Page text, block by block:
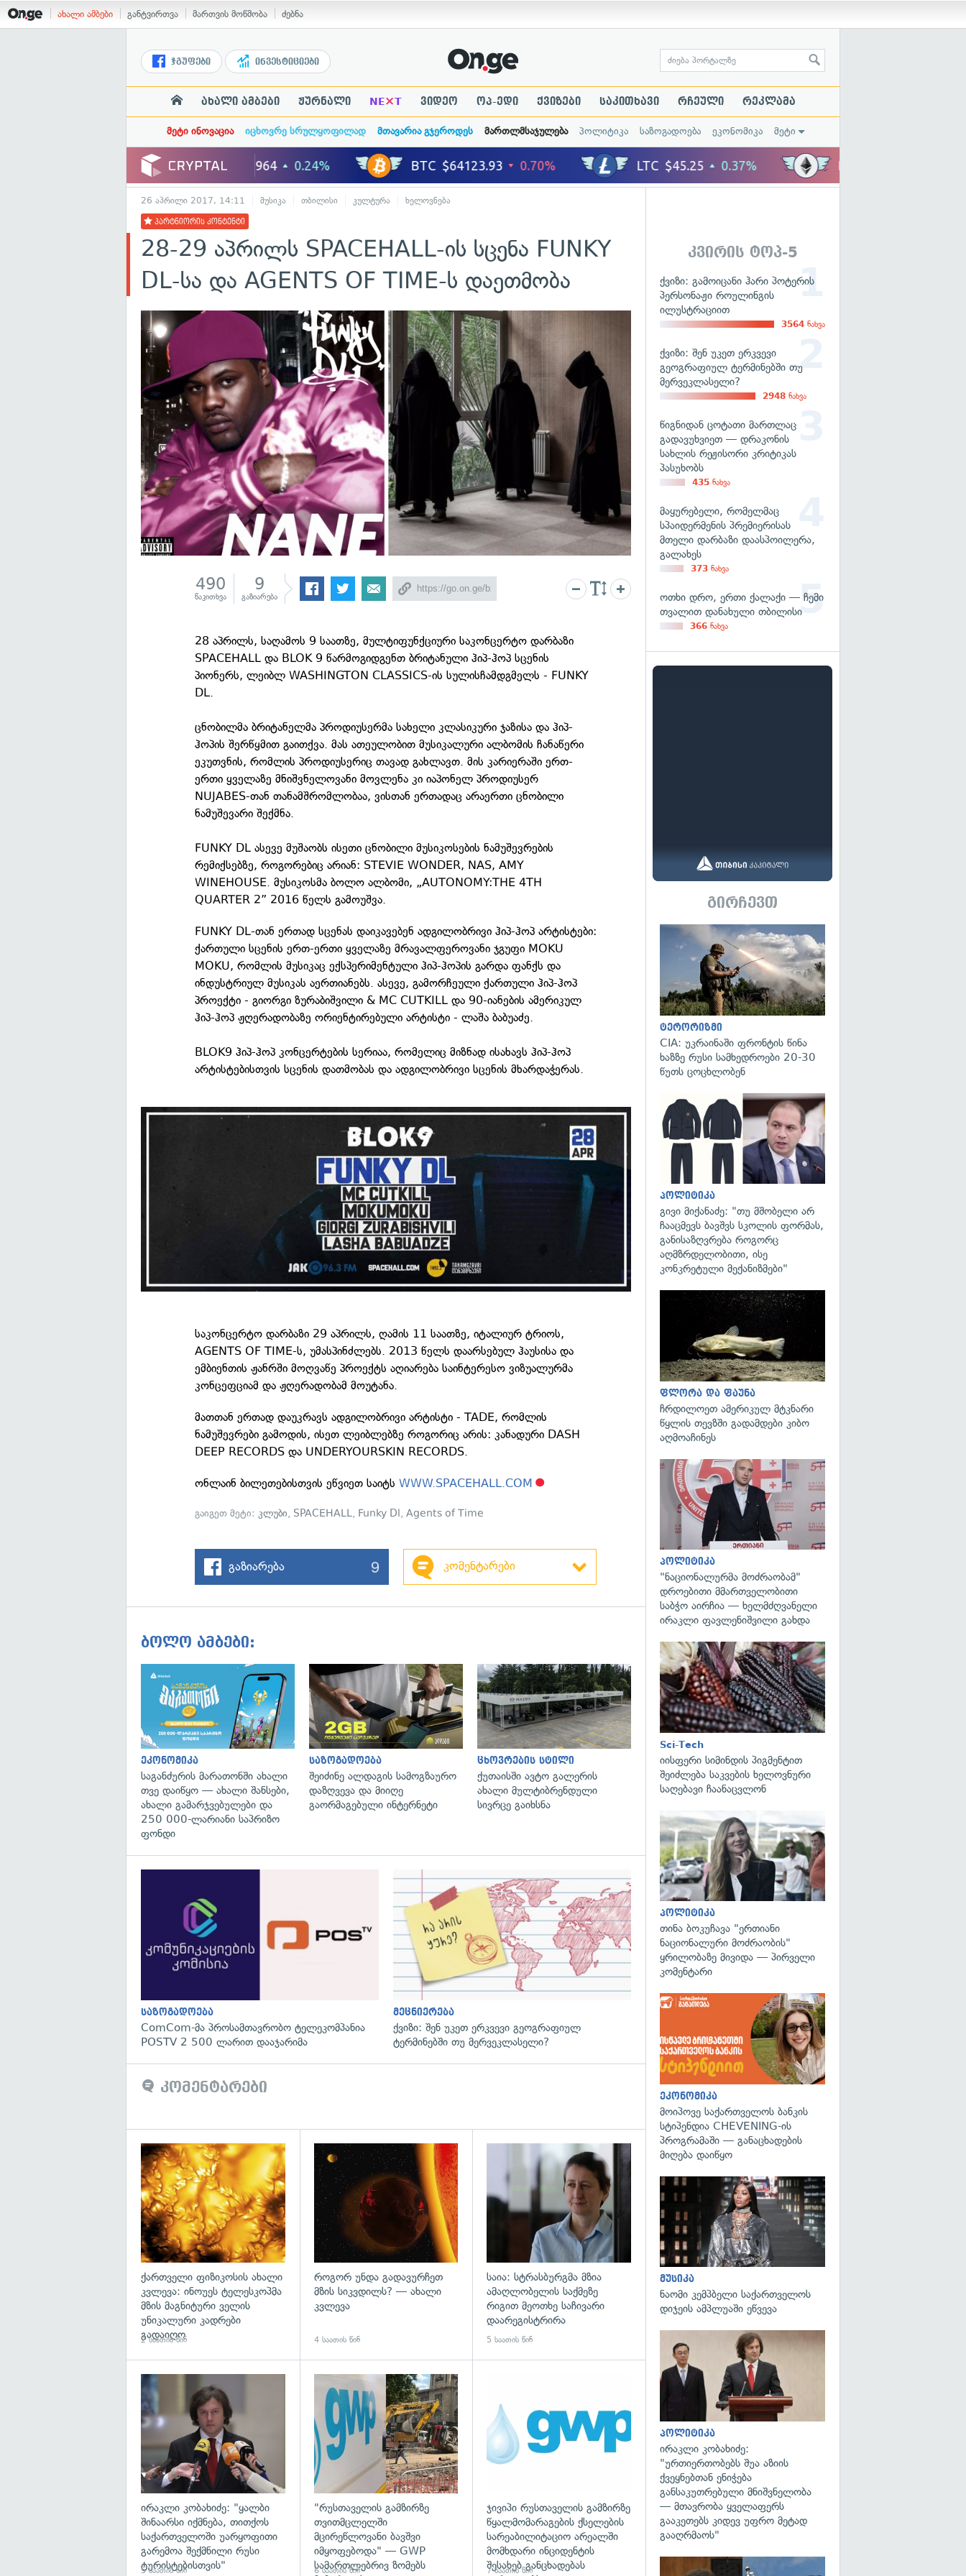
ახალი ამბები განტვირთვა მართვის მოწმობა ძებნა
ჯგუფები ინვესტიციები
ახალი ამბები ჟურნალი NE×T ვიდეო ოპ-ედი ქვიზები საკითხავი რჩეული რეკლამა
მეტი ინოვაცია იცხოვრე სრულყოფილად მთავარია გჯეროდეს მართლმსაჯულება პოლიტიკა საზოგადოება ეკონომიკა მეტი
26 აპრილი 2017, 14:11 მუსიკა თბილისი კულტურა ხელოვნება
პარტნიორის კონტენტი
28-29 აპრილს SPACEHALL-ის სცენა FUNKY
DL-სა და AGENTS OF TIME-ს დაეთმობა
490
წაკითხვა
9
გაზიარება
28 აპრილს, საღამოს 9 საათზე, მულტიფუნქციური საკონცერტო დარბაზი
SPACEHALL და BLOK 9 წარმოგიდგენთ ბრიტანული ჰიპ-ჰოპ სცენის
პიონერს, ლეიბლ WASHINGTON CLASSICS-ის სულისჩამდგმელს - FUNKY
DL.
ცნობილმა ბრიტანელმა პროდიუსერმა სახელი კლასიკური ჯაზისა და ჰიპ-
ჰოპის შერწყმით გაითქვა. მას ათეულობით მუსიკალური ალბომის ჩანაწერი
ეკუთვნის, რომლის პროდიუსერიც თავად გახლავთ. მის კარიერაში ერთ-
ერთი ყველაზე მნიშვნელოვანი მოვლენა კი იაპონელ პროდიუსერ
NUJABES-თან თანამშრომლობაა, ვისთან ერთადაც არაერთი ცნობილი
ნამუშევარი შექმნა.
FUNKY DL ასევე მუშაობს ისეთი ცნობილი მუსიკოსების ნამუშევრების
რემიქსებზე, როგორებიც არიან: STEVIE WONDER, NAS, AMY
WINEHOUSE. მუსიკოსმა ბოლო ალბომი, „AUTONOMY:THE 4TH
QUARTER 2” 2016 წელს გამოუშვა.
FUNKY DL-თან ერთად სცენას დაიკავებენ ადგილობრივი ჰიპ-ჰოპ არტისტები:
ქართული სცენის ერთ-ერთი ყველაზე მრავალფეროვანი ჯგუფი MOKU
MOKU, რომლის მუსიკაც ექსპერიმენტული ჰიპ-ჰოპის გარდა ფანქს და
ინდუსტრიულ მუსიკას აერთიანებს. ასევე, გამორჩეული ქართული ჰიპ-ჰოპ
პროექტი - გიორგი ზურაბიშვილი & MC CUTKILL და 90-იანების ამერიკულ
ჰიპ-ჰოპ ჟღერადობაზე ორიენტირებული არტისტი - ლაშა ბაბუაძე.
BLOK9 ჰიპ-ჰოპ კონცერტების სერიაა, რომელიც მიზნად ისახავს ჰიპ-ჰოპ
არტისტებისთვის სცენის დათმობას და ადგილობრივი სცენის მხარდაჭერას.
საკონცერტო დარბაზი 29 აპრილს, ღამის 11 საათზე, იტალიურ ტრიოს,
AGENTS OF TIME-ს, უმასპინძლებს. 2013 წელს დაარსებულ ჰაუსისა და
ემბიენთის ჟანრში მოღვაწე პროექტს აღიარება საინტერესო ვიზუალურმა
კონცეფციამ და ჟღერადობამ მოუტანა.
მათთან ერთად დაუკრავს ადგილობრივი არტისტი - TADE, რომლის
ნამუშევრები გამოდის, ისეთ ლეიბლებზე როგორიც არის: კანადური DASH
DEEP RECORDS და UNDERYOURSKIN RECORDS.
ონლაინ ბილეთებისთვის ეწვიეთ საიტსWWW.SPACEHALL.COM
გაიგეთ მეტი:კლუბი, SPACEHALL, Funky Dl,Agents of Time
გაზიარება 9 კომენტარები
ბოლო ამბები:
ეკონომიკა
საგანძურის მარათონში ახალი
თვე დაიწყო — ახალი შანსები,
ახალი გამარჯვებულები და
250 000-ლარიანი საპრიზო
ფონდი
საზოგადოება
შეიძინე ალდაგის სამოგზაურო
დაზღვევა და მიიღე
გაორმაგებული ინტერნეტი
ცხოვრების სტილი
ქუთაისში ავტო გალერის
ახალი მულტიბრენდული
სივრცე გაიხსნა
საზოგადოება
ComCom-მა პროსამთავრობო ტელეკომპანია
POSTV 2 500 ლარით დააჯარიმა
მეცნიერება
ქვიზი: შენ უკეთ ერკვევი გეოგრაფიულ
ტერმინებში თუ მერვეკლასელი?
კომენტარები
გადახედვა
ქართველი ფიზიკოსის ახალი
კვლევა: ინოუეს ტელესკოპმა
მზის მაგნიტური ველის
უნიკალური კადრები
გადაიღო
2 საათის წინ
როგორ უნდა გადავურჩეთ
მზის სიკვდილს? — ახალი
კვლევა
4 საათის წინ
გადახედვა
საია: სტრასბურგმა მზია
ამაღლობელის საქმეზე
რიგით მეოთხე საჩივარი
დაარეგისტრირა
5 საათის წინ
გადახედვა
ირაკლი კობახიძე: "ყალბი
შინაარსი იქმნება, თითქოს
საქართველოში უარყოფითი
გარემოა შექმნილი რუსი
ტურისტებისთვის"
5 საათის წინ
"რუსთაველის გამზირზე
თვითმცლელში
მცირეწლოვანი ბავშვი
იმყოფებოდა" — GWP
სამართლებრივ ზომებს
6 საათის წინ
ჯივიპი რუსთაველის გამზირზე
წყალმომარაგების ქსელების
სარეაბილიტაციო არეალში
მომხდარი ინციდენტის
შესახებ განცხადებას
7 საათის წინ
კვირის ტოპ-5
ქვიზი: გამოიცანი ჰარი პოტერის
პერსონაჟი როულინგის
ილუსტრაციით
3564 ნახვა
ქვიზი: შენ უკეთ ერკვევი
გეოგრაფიულ ტერმინებში თუ
მერვეკლასელი?
2948 ნახვა
წიგნიდან ცოტათი მართლაც
გადავუხვიეთ — დრაკონის
სახლის რეჟისორი კრიტიკას
პასუხობს
435 ნახვა
მაყურებელი, რომელმაც
სპაიდერმენის პრემიერისას
მთელი დარბაზი დაასპოილერა,
გალახეს
373 ნახვა
ოთხი დრო, ერთი ქალაქი — ჩემი
თვალით დანახული თბილისი
366 ნახვა
გირჩევთ
ტერორიზმი
CIA: უკრაინაში ფრონტის წინა
ხაზზე რუსი სამხედროები 20-30
წუთს ცოცხლობენ
პოლიტიკა
გივი მიქანაძე: "თუ მშობელი არ
ჩააცმევს ბავშვს სკოლის ფორმას,
განისაზღვრება როგორც
აღმზრდელობითი, ისე
კონკრეტული მექანიზმები"
ფლორა და ფაუნა
ჩრდილოეთ ამერიკულ მტკნარი
წყლის თევზში გადამდები კიბო
აღმოაჩინეს
პოლიტიკა
"ნაციონალურმა მოძრაობამ"
დროებითი მმართველობითი
საბჭო აირჩია — ხელმძღვანელი
ირაკლი ფავლენიშვილი გახდა
Sci-Tech
იისფერი სიმინდის პიგმენტით
შეიძლება საკვების ხელოვნური
საღებავი ჩაანაცვლონ
პოლიტიკა
თინა ბოკუჩავა "ერთიანი
ნაციონალური მოძრაობის"
ყრილობაზე მივიდა — პირველი
კომენტარი
ეკონომიკა
მოიპოვე საქართველოს ბანკის
სტიპენდია CHEVENING-ის
პროგრამაში — განაცხადების
მიღება დაიწყო
მუსიკა
ნაომი კემპბელი საქართველოს
დიჯეის ამპლუაში ეწვევა
პოლიტიკა
ირაკლი კობახიძე:
"ურთიერთობებს შუა აზიის
ქვეყნებთან ენიჭება
განსაკუთრებული მნიშვნელობა
— მთავრობა ყველაფერს
გააკეთებს კიდევ უფრო მეტად
გააღრმაოს"